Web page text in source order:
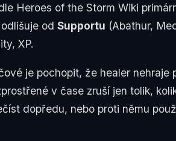
Heroes of the Storm Wiki
od Supportu (Abathur,
XP.
je pochopit, že healer nehraje
v čase zruší jen tolik,
dopředu, nebo proti němu